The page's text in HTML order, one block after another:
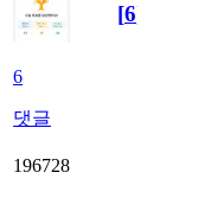
6
댓글
[6]
196728